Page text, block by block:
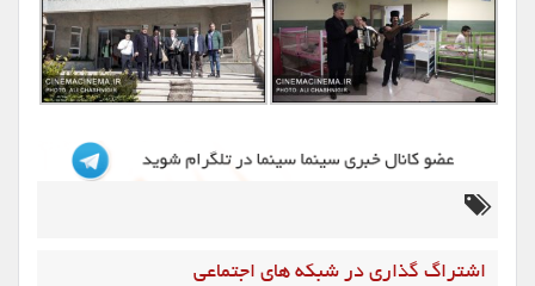
اشتراگ گذاری در شبکه های اجتماعی